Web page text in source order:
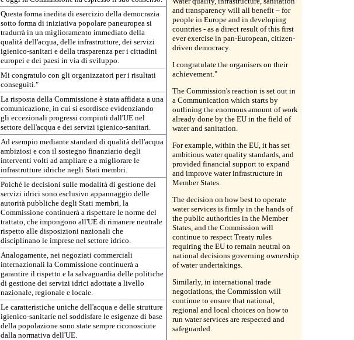
Questa forma inedita di esercizio della democrazia
sotto forma di iniziativa popolare paneuropea si
tradurrà in un miglioramento immediato della
qualità dell'acqua, delle infrastrutture, dei servizi
igienico-sanitari e della trasparenza per i cittadini
europei e dei paesi in via di sviluppo.
Mi congratulo con gli organizzatori per i risultati
conseguiti."
La risposta della Commissione è stata affidata a una
comunicazione, in cui si esordisce evidenziando
gli eccezionali progressi compiuti dall'UE nel
settore dell'acqua e dei servizi igienico-sanitari.
Ad esempio mediante standard di qualità dell'acqua
ambiziosi e con il sostegno finanziario degli
interventi volti ad ampliare e a migliorare le
infrastrutture idriche negli Stati membri.
Poiché le decisioni sulle modalità di gestione dei
servizi idrici sono esclusivo appannaggio delle
autorità pubbliche degli Stati membri, la
Commissione continuerà a rispettare le norme del
trattato, che impongono all'UE di rimanere neutrale
rispetto alle disposizioni nazionali che
disciplinano le imprese nel settore idrico.
Analogamente, nei negoziati commerciali
internazionali la Commissione continuerà a
garantire il rispetto e la salvaguardia delle politiche
di gestione dei servizi idrici adottate a livello
nazionale, regionale e locale.
Le caratteristiche uniche dell'acqua e delle strutture
igienico-sanitarie nel soddisfare le esigenze di base
della popolazione sono state sempre riconosciute
dalla normativa dell'UE.
and transparency will all benefit – for
people in Europe and in developing
countries - as a direct result of this first
ever exercise in pan-European, citizen-
driven democracy.
I congratulate the organisers on their
achievement."
The Commission's reaction is set out in
a Communication which starts by
outlining the enormous amount of work
already done by the EU in the field of
water and sanitation.
For example, within the EU, it has set
ambitious water quality standards, and
provided financial support to expand
and improve water infrastructure in
Member States.
The decision on how best to operate
water services is firmly in the hands of
the public authorities in the Member
States, and the Commission will
continue to respect Treaty rules
requiring the EU to remain neutral on
national decisions governing ownership
of water undertakings.
Similarly, in international trade
negotiations, the Commission will
continue to ensure that national,
regional and local choices on how to
run water services are respected and
safeguarded.